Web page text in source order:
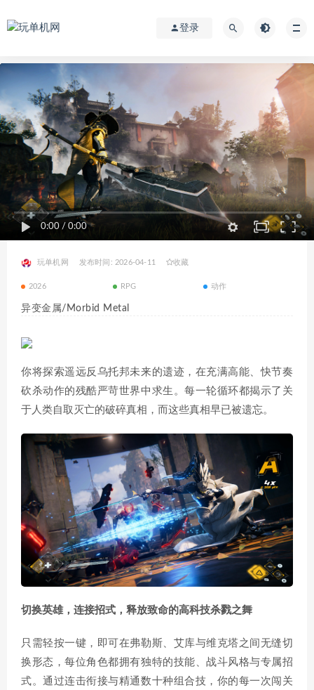
登录
0:00 / 0:00
玩单机网 发布时间: 2026-04-11 收藏
2026 RPG 动作
异变金属/Morbid Metal
你将探索遥远反乌托邦未来的遗迹，在充满高能、快节奏
砍杀动作的残酷严苛世界中求生。每一轮循环都揭示了关
于人类自取灭亡的破碎真相，而这些真相早已被遗忘。
切换英雄，连接招式，释放致命的高科技杀戮之舞
只需轻按一键，即可在弗勒斯、艾库与维克塔之间无缝切
换形态，每位角色都拥有独特的技能、战斗风格与专属招
式。通过连击衔接与精通数十种组合技，你的每一次闯关